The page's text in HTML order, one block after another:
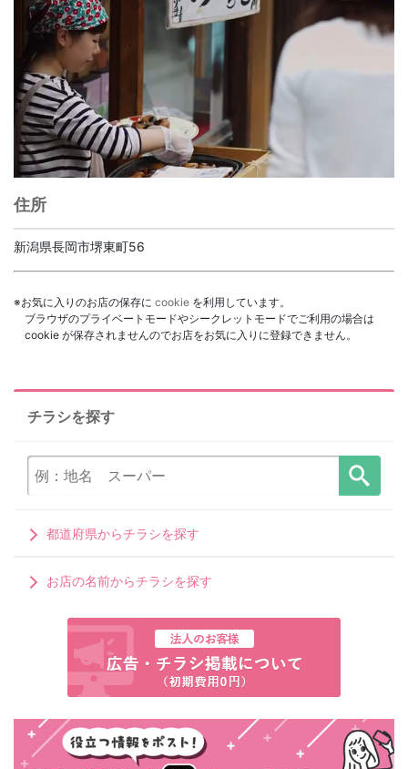
住所
新潟県長岡市堺東町56
※お気に入りのお店の保存に cookie を利用しています。
ブラウザのプライベートモードやシークレットモードでご利用の場合は
cookie が保存されませんのでお店をお気に入りに登録できません。
チラシを探す
都道府県からチラシを探す
お店の名前からチラシを探す